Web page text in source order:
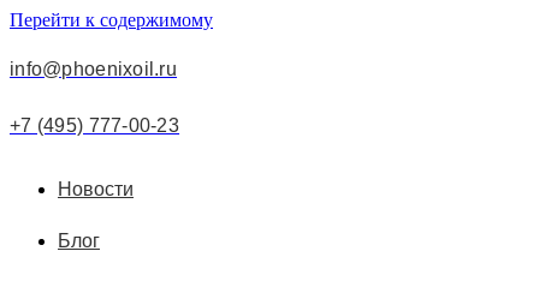
Перейти к содержимому
info@phoenixoil.ru
+7 (495) 777-00-23
Новости
Блог